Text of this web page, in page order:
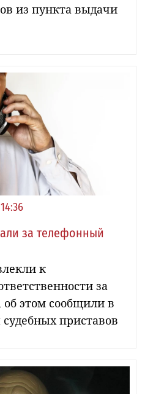
из пункта выдачи
14:36
за телефонный
к
за
этом сообщили в
приставов